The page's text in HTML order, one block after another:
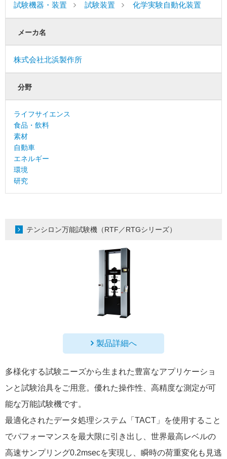
試験機器・装置 試験装置 化学実験自動化装置
メーカ名
株式会社北浜製作所
分野
ライフサイエンス
食品・飲料
素材
自動車
エネルギー
環境
研究
テンシロン万能試験機（RTF／RTGシリーズ）
製品詳細へ
多様化する試験ニーズから生まれた豊富なアプリケーショ
ンと試験治具をご用意。優れた操作性、高精度な測定が可
能な万能試験機です。
最適化されたデータ処理システム「TACT」を使用すること
でパフォーマンスを最大限に引き出し、世界最高レベルの
高速サンプリング0.2msecを実現し、瞬時の荷重変化も見逃